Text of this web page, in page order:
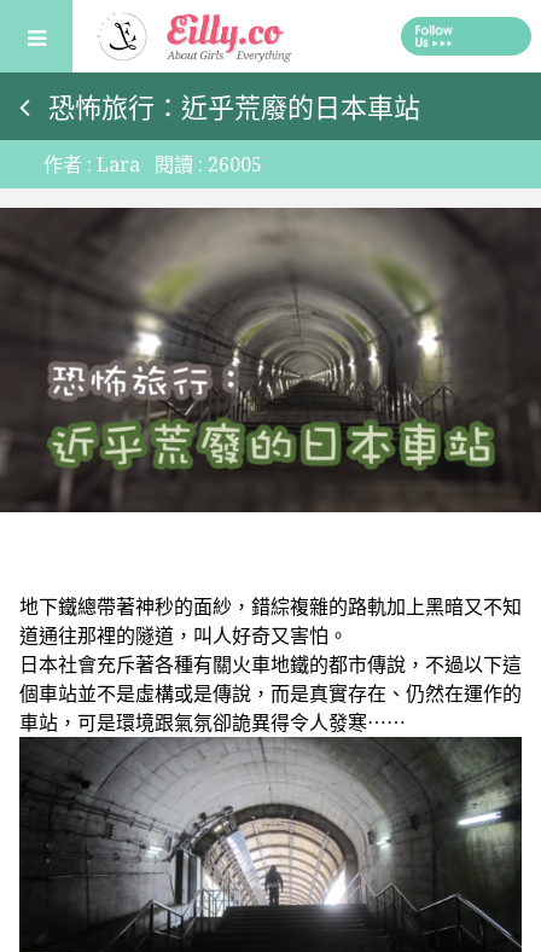
content
恐怖旅行：近乎荒廢的日本車站
作者 : Lara 閱讀 : 26005
地下鐵總帶著神秒的面紗，錯綜複雜的路軌加上黑暗又不知
道通往那裡的隧道，叫人好奇又害怕。
日本社會充斥著各種有關火車地鐵的都市傳說，不過以下這
個車站並不是虛構或是傳說，而是真實存在、仍然在運作的
車站，可是環境跟氣氛卻詭異得令人發寒⋯⋯